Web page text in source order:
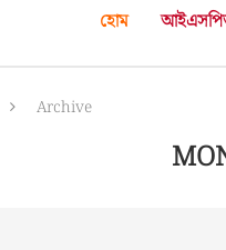
হোম
Archive